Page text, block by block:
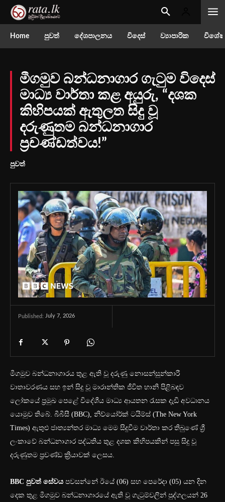
Home පුවත් දේශපාලනය විදෙස් ව්‍යාපාරික
මීගමුව බන්ධනාගාර ගැටුම විදෙස්
මාධ්‍ය වාර්තා කළ අයුරු, “දශක
කිහිපයක් ඇතුලත සිදු වූ
දරුණුතම බන්ධනාගාර
ප්‍රචණ්ඩත්වය!”
පුවත්
Published: July 7, 2026
මීගමුව බන්ධනාගාරය තුළ ඇති වූ දරුණු නොසන්සුන්කාරී
වාතාවරණය සහ ඉන් සිදු වූ මාරාන්තික ජීවිත හානි පිළිබඳව
ලෝකයේ ප්‍රමුඛ පෙළේ විදේශීය මාධ්‍ය ආයතන රැසක දැඩි අවධානය
යොමුව තිබේ. බීබීසී (BBC), නිව්යෝර්ක් ටයිම්ස් (The New York
Times) ඇතුළු ජාත්‍යන්තර මාධ්‍ය මෙම සිදුවීම වාර්තා කර තිබුණේ ශ්‍රී
ලංකාවේ බන්ධනාගාර පද්ධතිය තුළ දශක කිහිපයකින් පසු සිදු වූ
දරුණුතම ප්‍රචණ්ඩ ක්‍රියාවක් ලෙසය.
BBC පුවත් සේවය පවසන්නේ ඊයේ (06) සහ පෙරේදා (05) යන දින
දෙක තුළ මීගමුව බන්ධනාගාරයේ ඇති වූ ගැටුම්වලින් පුද්ගලයන් 26